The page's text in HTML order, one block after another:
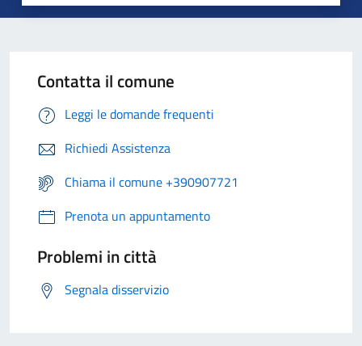
Contatta il comune
Leggi le domande frequenti
Richiedi Assistenza
Chiama il comune +390907721
Prenota un appuntamento
Problemi in città
Segnala disservizio